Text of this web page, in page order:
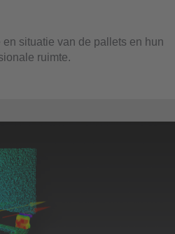
situatie van de pallets en hun
ruimte.